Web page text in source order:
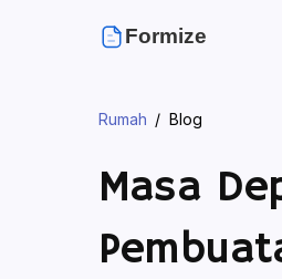
Formize
Rumah Blog
Masa